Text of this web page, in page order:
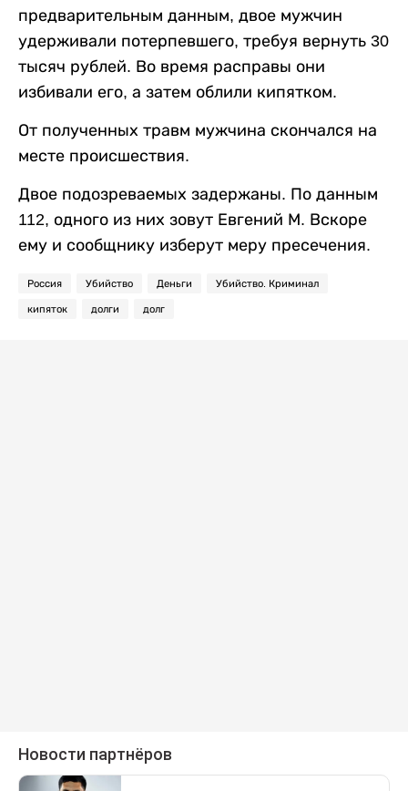
предварительным данным, двое мужчин
удерживали потерпевшего, требуя вернуть 30
тысяч рублей. Во время расправы они
избивали его, а затем облили кипятком.
От полученных травм мужчина скончался на
месте происшествия.
Двое подозреваемых задержаны. По данным
112, одного из них зовут Евгений М. Вскоре
ему и сообщнику изберут меру пресечения.
Россия Убийство Деньги Убийство. Криминал
кипяток долги долг